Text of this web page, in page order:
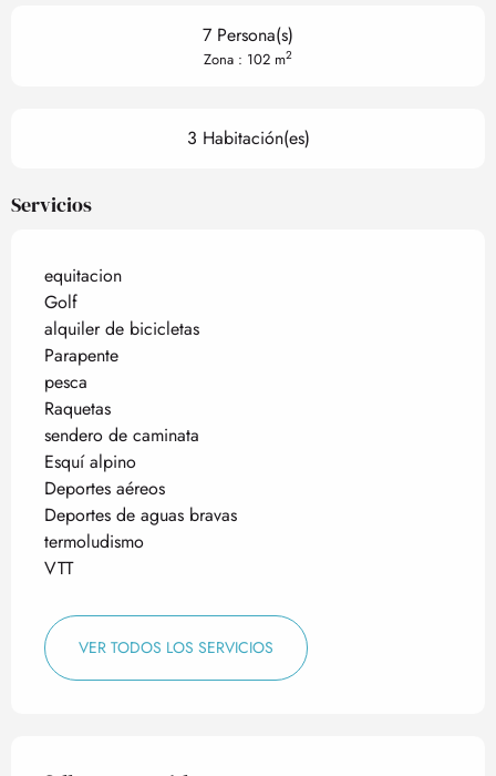
7 Persona(s)
Zona : 102 m2
3 Habitación(es)
Servicios
equitacion
Golf
alquiler de bicicletas
Parapente
pesca
Raquetas
sendero de caminata
Esquí alpino
Deportes aéreos
Deportes de aguas bravas
termoludismo
VTT
VER TODOS LOS SERVICIOS
Oferta de prestaciones